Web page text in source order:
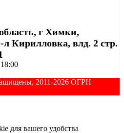
г Химки,
Кирилловка, влд. 2 стр.
2011-2026 ОГРН
для вашего удобства